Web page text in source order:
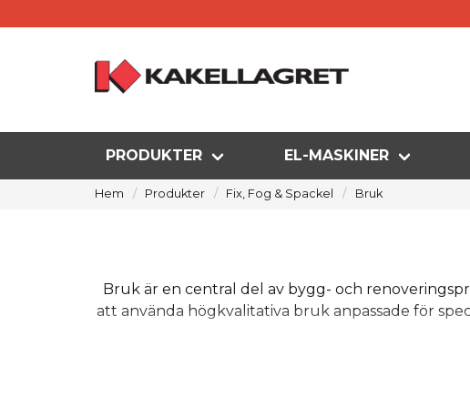
PRODUKTER EL-MASKINER
Hem Produkter Fix, Fog & Spackel Bruk
Bruk är en central del av bygg- och
att använda högkvalitativa bruk anpassade för